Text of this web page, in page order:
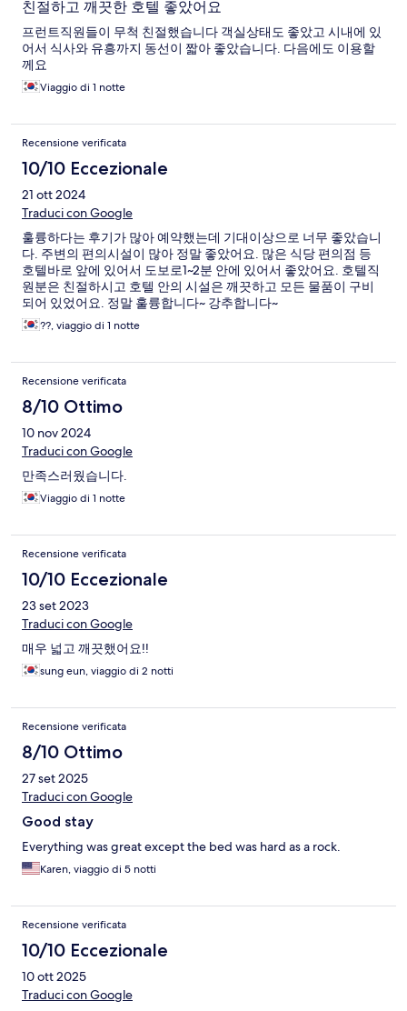
친절하고 깨끗한 호텔 좋았어요
프런트직원들이 무척 친절했습니다 객실상태도 좋았고 시내에 있
어서 식사와 유흥까지 동선이 짧아 좋았습니다. 다음에도 이용할
께요
Viaggio di 1 notte
Recensione verificata
10/10 Eccezionale
21 ott 2024
Traduci con Google
훌륭하다는 후기가 많아 예약했는데 기대이상으로 너무 좋았습니
다. 주변의 편의시설이 많아 정말 좋았어요. 많은 식당 편의점 등
호텔바로 앞에 있어서 도보로1~2분 안에 있어서 좋았어요. 호텔직
원분은 친절하시고 호텔 안의 시설은 깨끗하고 모든 물품이 구비
되어 있었어요. 정말 훌륭합니다~ 강추합니다~
??, viaggio di 1 notte
Recensione verificata
8/10 Ottimo
10 nov 2024
Traduci con Google
만족스러웠습니다.
Viaggio di 1 notte
Recensione verificata
10/10 Eccezionale
23 set 2023
Traduci con Google
매우 넓고 깨끗했어요!!
sung eun, viaggio di 2 notti
Recensione verificata
8/10 Ottimo
27 set 2025
Traduci con Google
Good stay
Everything was great except the bed was hard as a rock.
Karen, viaggio di 5 notti
Recensione verificata
10/10 Eccezionale
10 ott 2025
Traduci con Google